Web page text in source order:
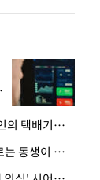
· 엘베 문 열리자 지팡이 '퍽'…노인의 택배기사 폭행 이유
· "20년 병수발했는데 얼굴도 모르는 동생이 유산 절반을"…배다른 형제 상속권 있을까